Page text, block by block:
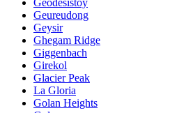
Geureudong
Geysir
Ghegam Ridge
Giggenbach
Girekol
Glacier Peak
La Gloria
Golan Heights